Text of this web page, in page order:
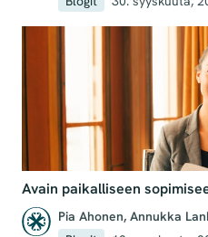
Avain paikalliseen
Pia Ahonen, Annukka